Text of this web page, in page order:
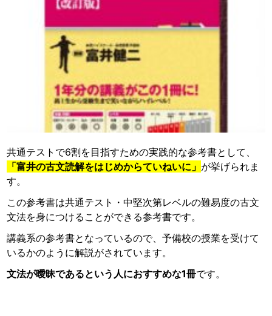
共通テストで6割を目指すための実践的な参考書として、
「富井の古文読解をはじめからていねいに」 が挙げられま
す。
この参考書は共通テスト・中堅次第レベルの難易度の古文
文法を身につけることができる参考書です。
講義系の参考書となっているので、予備校の授業を受けて
いるかのように解説がされています。
文法が曖昧であるという人におすすめな1冊です。